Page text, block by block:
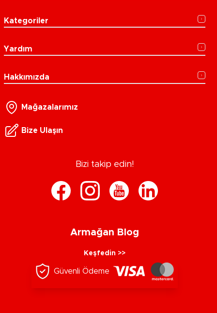
Kategoriler
Yardım
Hakkımızda
Mağazalarımız
Bize Ulaşın
Bizi takip edin!
Armağan Blog
Keşfedin >>
Güvenli Ödeme